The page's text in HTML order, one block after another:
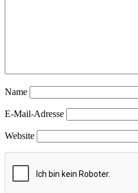
Name
E-Mail-Adresse
Website